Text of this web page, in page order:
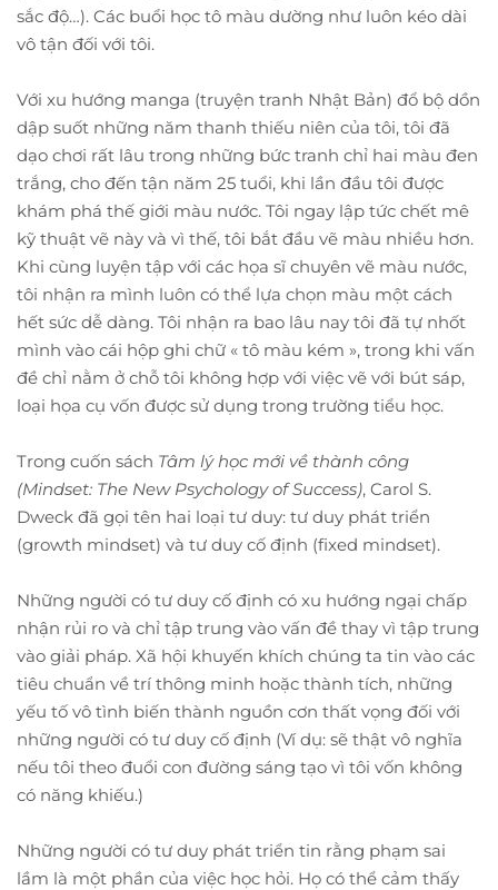
sắc độ…). Các buổi học tô màu dường như luôn kéo dài
vô tận đối với tôi.
Với xu hướng manga (truyện tranh Nhật Bản) đổ bộ dồn
dập suốt những năm thanh thiếu niên của tôi, tôi đã
dạo chơi rất lâu trong những bức tranh chỉ hai màu đen
trắng, cho đến tận năm 25 tuổi, khi lần đầu tôi được
khám phá thế giới màu nước. Tôi ngay lập tức chết mê
kỹ thuật vẽ này và vì thế, tôi bắt đầu vẽ màu nhiều hơn.
Khi cùng luyện tập với các họa sĩ chuyên vẽ màu nước,
tôi nhận ra mình luôn có thể lựa chọn màu một cách
hết sức dễ dàng. Tôi nhận ra bao lâu nay tôi đã tự nhốt
mình vào cái hộp ghi chữ « tô màu kém », trong khi vấn
đề chỉ nằm ở chỗ tôi không hợp với việc vẽ với bút sáp,
loại họa cụ vốn được sử dụng trong trường tiểu học.
Trong cuốn sách Tâm lý học mới về thành công
(Mindset: The New Psychology of Success), Carol S.
Dweck đã gọi tên hai loại tư duy: tư duy phát triển
(growth mindset) và tư duy cố định (fixed mindset).
Những người có tư duy cố định có xu hướng ngại chấp
nhận rủi ro và chỉ tập trung vào vấn đề thay vì tập trung
vào giải pháp. Xã hội khuyến khích chúng ta tin vào các
tiêu chuẩn về trí thông minh hoặc thành tích, những
yếu tố vô tình biến thành nguồn cơn thất vọng đối với
những người có tư duy cố định (Ví dụ: sẽ thật vô nghĩa
nếu tôi theo đuổi con đường sáng tạo vì tôi vốn không
có năng khiếu.)
Những người có tư duy phát triển tin rằng phạm sai
lầm là một phần của việc học hỏi. Họ có thể cảm thấy